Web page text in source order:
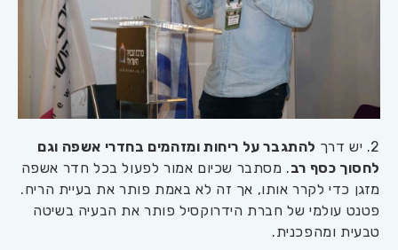
2. יש דרך
להתגבר על ריחות ומזהמים בחדרי אשפה וגם
לחסוך כסף רב. מסתבר שכיום אמור לפעול בכל חדר אשפה
מזגן כדי לקרר אותו, אך זה לא באמת פותר את בעיית הריח.
פטנט עולמי של חברת הידרוקסיל פותר את הבעיה בשיטה
טבעית ומהפכנית.